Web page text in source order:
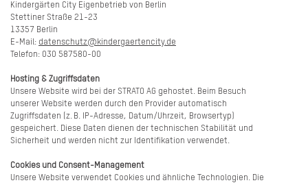
Kindergärten City Eigenbetrieb von Berlin
Stettiner Straße 21-23
13357 Berlin
E-Mail: datenschutz@kindergaertencity.de
Telefon: 030 587580-00
Hosting & Zugriffsdaten
Unsere Website wird bei der STRATO AG gehostet. Beim Besuch
unserer Website werden durch den Provider automatisch
Zugriffsdaten (z. B. IP-Adresse, Datum/Uhrzeit, Browsertyp)
gespeichert. Diese Daten dienen der technischen Stabilität und
Sicherheit und werden nicht zur Identifikation verwendet.
Cookies und Consent-Management
Unsere Website verwendet Cookies und ähnliche Technologien. Die